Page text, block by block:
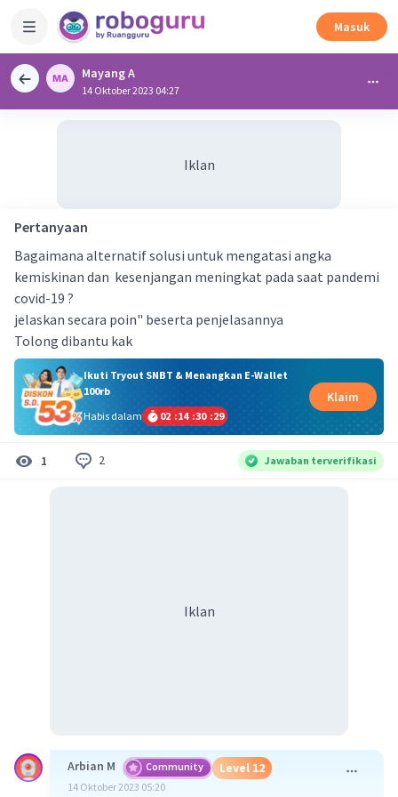
Masuk
Mayang A
14 Oktober 2023 04:27
Iklan
Pertanyaan
Bagaimana alternatif solusi untuk mengatasi angka
kemiskinan dan kesenjangan meningkat pada saat pandemi
covid-19 ?
jelaskan secara poin" beserta penjelasannya
Tolong dibantu kak
Ikuti Tryout SNBT & Menangkan E-Wallet
100rb
Habis dalam
02 :14 :30 :29
Klaim
1 2 Jawaban terverifikasi
Iklan
Arbian M Community Level 12
14 Oktober 2023 05:20